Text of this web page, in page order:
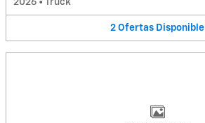
2 Ofertas Disponible